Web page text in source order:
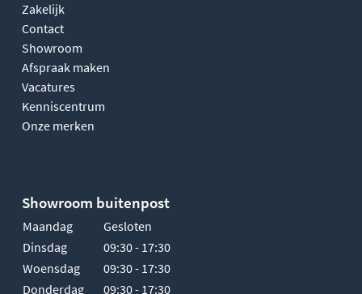
Zakelijk
Contact
Showroom
Afspraak maken
Vacatures
Kenniscentrum
Onze merken
Showroom buitenpost
Maandag
Gesloten
Dinsdag
09:30 - 17:30
Woensdag
09:30 - 17:30
Donderdag
09:30 - 17:30